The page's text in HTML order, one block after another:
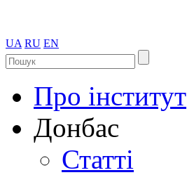
UA RU EN
Про інститут
Донбас
Статті